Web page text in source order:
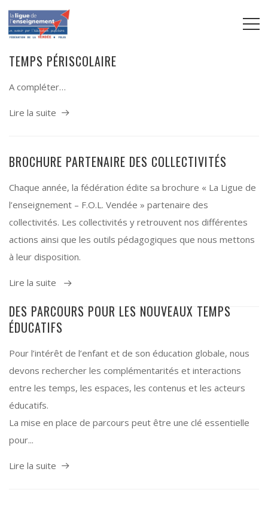
TEMPS PÉRISCOLAIRE
A compléter…
Lire la suite
BROCHURE PARTENAIRE DES COLLECTIVITÉS
Chaque année, la fédération édite sa brochure « La Ligue de
l’enseignement – F.O.L. Vendée » partenaire des
collectivités. Les collectivités y retrouvent nos différentes
actions ainsi que les outils pédagogiques que nous mettons
à leur disposition.
Lire la suite
DES PARCOURS POUR LES NOUVEAUX TEMPS
ÉDUCATIFS
Pour l’intérêt de l’enfant et de son éducation globale, nous
devons rechercher les complémentarités et interactions
entre les temps, les espaces, les contenus et les acteurs
éducatifs.
La mise en place de parcours peut être une clé essentielle
pour...
Lire la suite